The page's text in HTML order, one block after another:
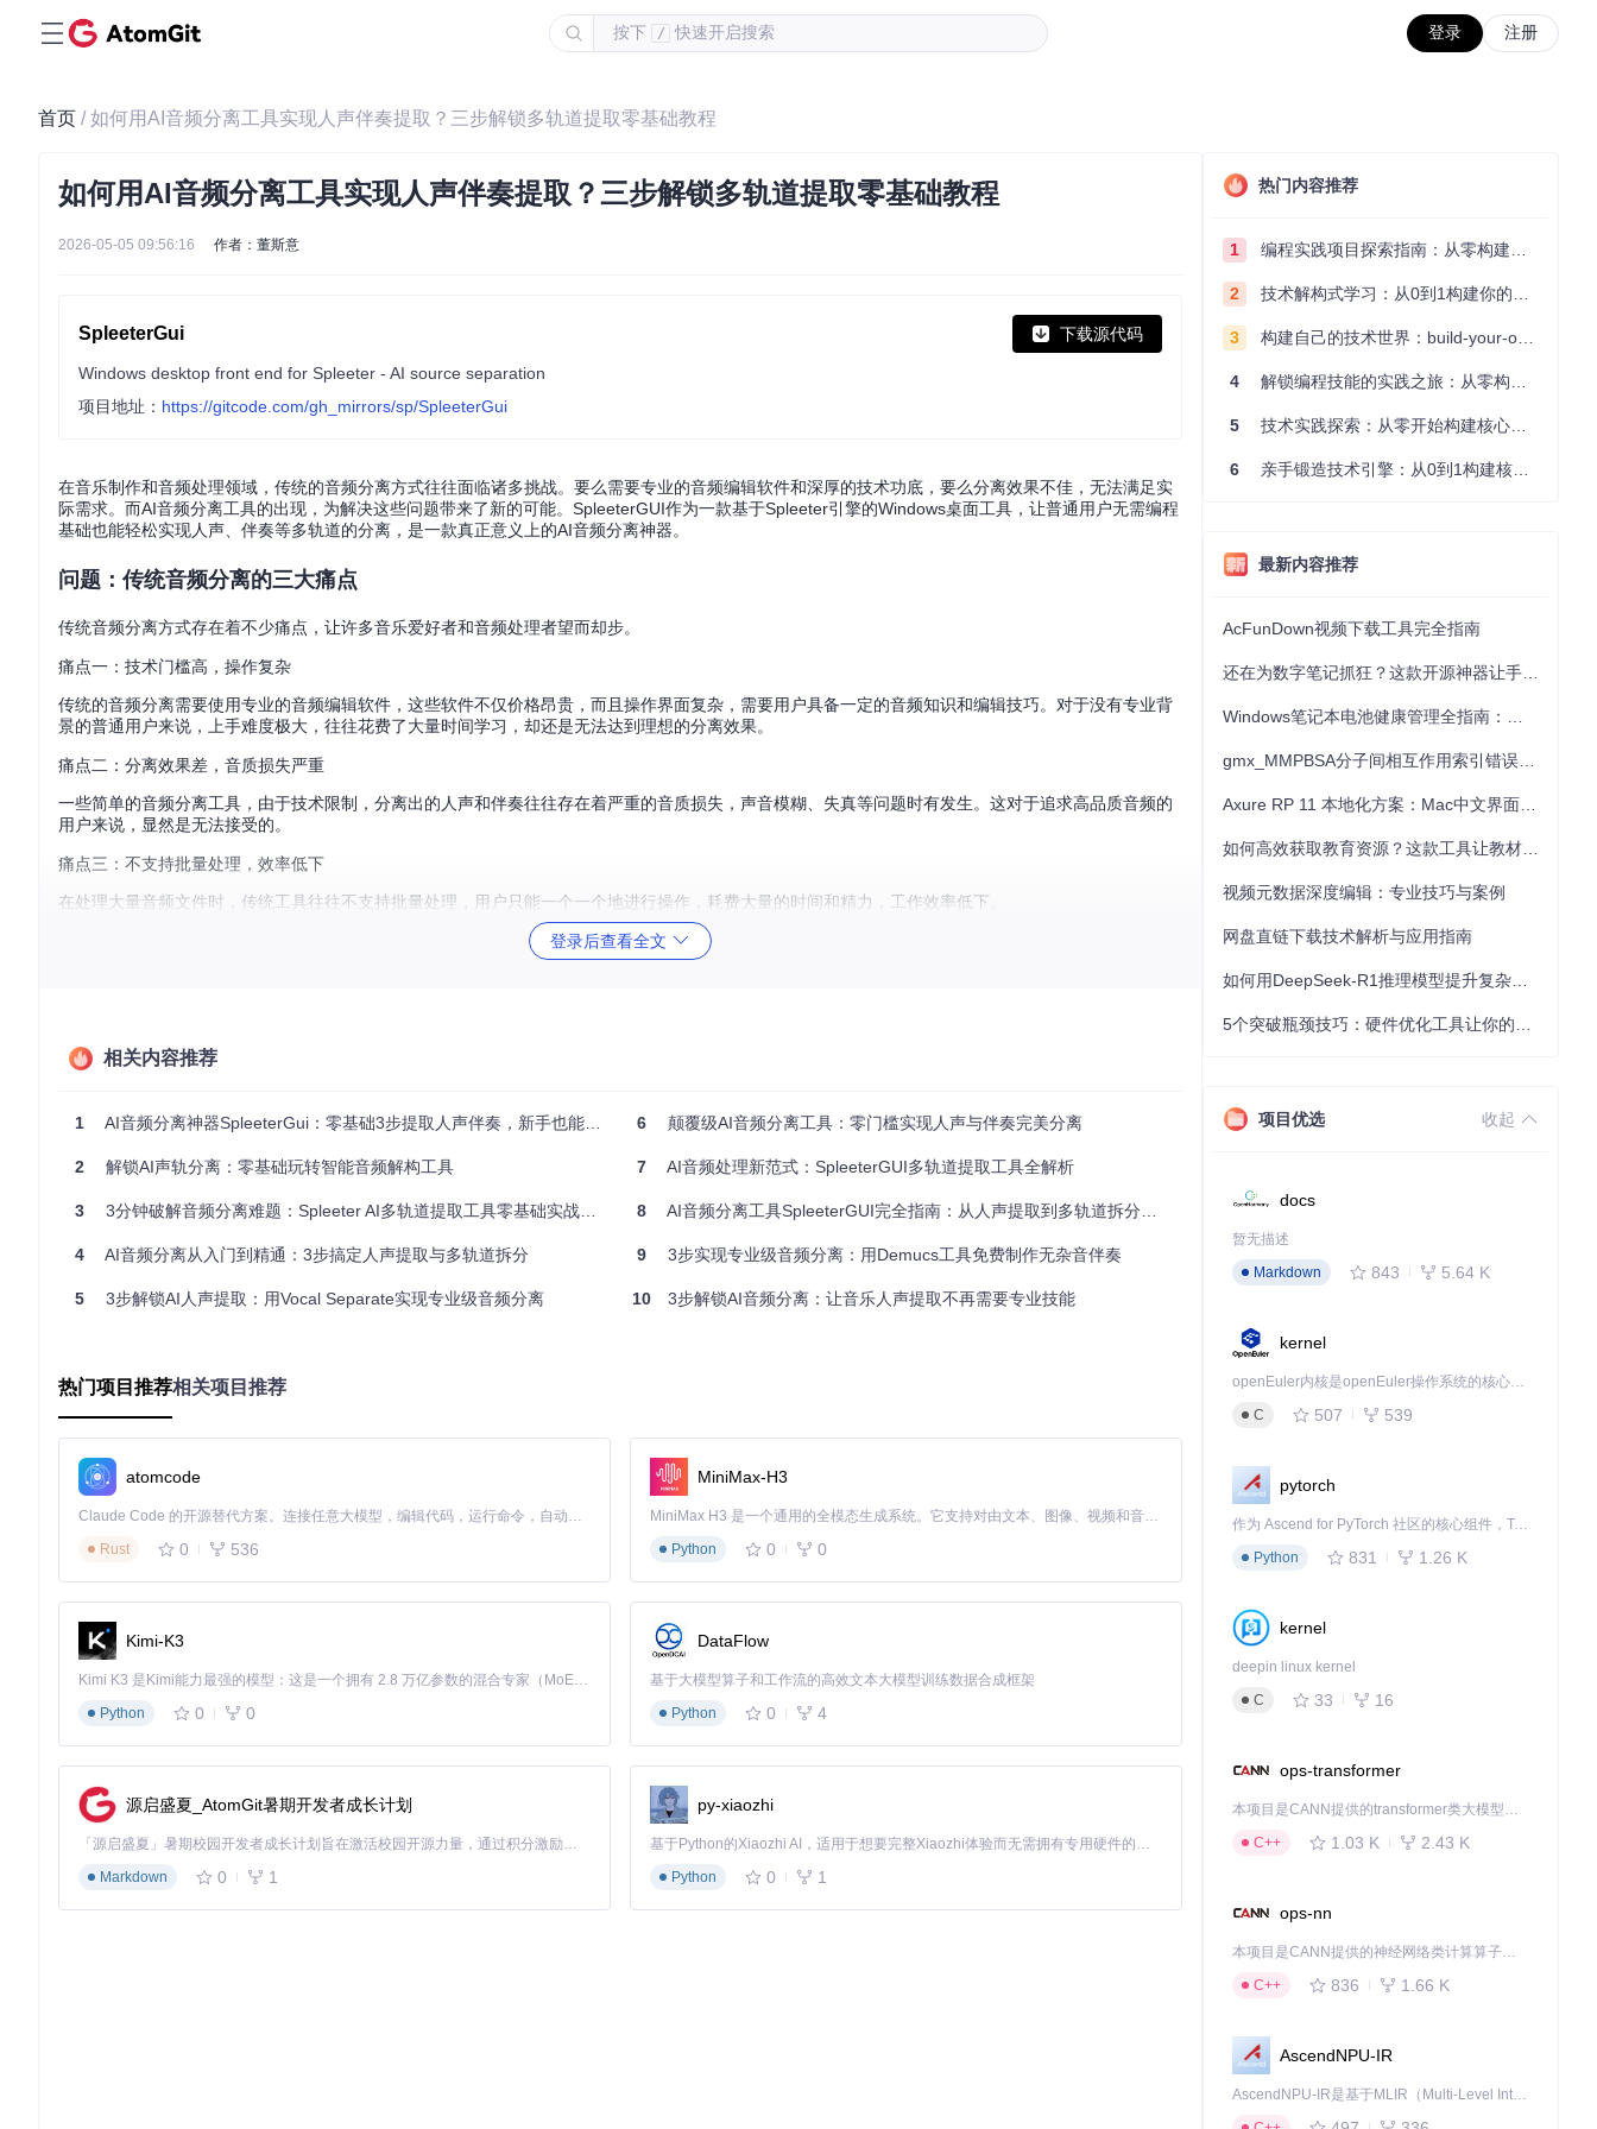
按下 / 快速开启搜索 登录 注册
首页 / 如何用AI音频分离工具实现人声伴奏提取？三步解锁多轨道提取零基础教程
如何用AI音频分离工具实现人声伴奏提取？三步解锁多轨道提取零基础教程
2026-05-05 09:56:16 作者：董斯意
SpleeterGui 下载源代码
Windows desktop front end for Spleeter - AI source separation
项目地址： https://gitcode.com/gh_mirrors/sp/SpleeterGui
在音乐制作和音频处理领域，传统的音频分离方式往往面临诸多挑战。要么需要专业的音频编辑软件和深厚的技术功底，要么分离效果不佳，无法满足实
际需求。而AI音频分离工具的出现，为解决这些问题带来了新的可能。SpleeterGUI作为一款基于Spleeter引擎的Windows桌面工具，让普通用户无需编程
基础也能轻松实现人声、伴奏等多轨道的分离，是一款真正意义上的AI音频分离神器。
问题：传统音频分离的三大痛点
传统音频分离方式存在着不少痛点，让许多音乐爱好者和音频处理者望而却步。
痛点一：技术门槛高，操作复杂
传统的音频分离需要使用专业的音频编辑软件，这些软件不仅价格昂贵，而且操作界面复杂，需要用户具备一定的音频知识和编辑技巧。对于没有专业背
景的普通用户来说，上手难度极大，往往花费了大量时间学习，却还是无法达到理想的分离效果。
痛点二：分离效果差，音质损失严重
一些简单的音频分离工具，由于技术限制，分离出的人声和伴奏往往存在着严重的音质损失，声音模糊、失真等问题时有发生。这对于追求高品质音频的
用户来说，显然是无法接受的。
痛点三：不支持批量处理，效率低下
在处理大量音频文件时，传统工具往往不支持批量处理，用户只能一个一个地进行操作，耗费大量的时间和精力，工作效率低下。
事
具体内容
取
件
有两种方式可以获取SpleeterGUI。方法一：直接下载安装包，访问项目发布页面获取最新版本；方法二：从源码构建，适合开发者，克隆仓库
并编译，仓库地址为https://gitcode.com/gh_mirrors/sp/SpleeterGui，使用Visual Studio打开SpleeterGui.sln解决方案，编译生成可执行文件。
查
无需安装Python环境，软件内置便携版Python 3.10.10和Spleeter 2.4引擎，下载后即可使用。
执行阶段：轻松实现音频分离
准备工作完成后，就可以开始进行音频分离操作了。
首先，启动SpleeterGUI软件，在主界面顶部选择分离模式。软件提供了三种预设配置文件，分别是2stems（人声+伴奏分离，最常用）、4stems（人声
+鼓点+贝斯+其他乐器）和5stems（人声+鼓点+贝斯+钢琴+其他乐器），这些配置文件位于项目目录的configs/文件夹下，用户可以根据自己的需求选择
合适的分离模式。
然后，添加需要分离的音频文件。可以点击“添加文件”按钮，也可以直接将音频文件拖拽到列表区。添加完成后，选择输出目录，确定分离后的音频文件
最后，点击“处理”按钮，软件会开始进行音频分离，用户可以通过进度条查看分离进度，等待进度条完成即可。
图：SpleeterGUI操作界面，展示了文件添加、分离模式选择和进度显示区域， alt="音频分离步骤"
优化阶段：提升分离效果与使用体验
为了获得更好的分离效果和使用体验，SpleeterGUI还提供了一些进阶技巧。
对于进阶用户，可以通过“专家模式”调整分离精度和输出格式。如果需要使用自定义Python环境，在设置中指定本地Python路径即可，兼顾灵活性与易用
性。
价值：多角色视角下的实用价值
音乐爱好者：制作专属翻唱作品
登录后查看全文
相关内容推荐
1 AI音频分离神器SpleeterGui：零基础3步提取人声伴奏，新手也能秒上手
2 解锁AI声轨分离：零基础玩转智能音频解构工具
3 3分钟破解音频分离难题：Spleeter AI多轨道提取工具零基础实战指南
4 AI音频分离从入门到精通：3步搞定人声提取与多轨道拆分
5 3步解锁AI人声提取：用Vocal Separate实现专业级音频分离
6 颠覆级AI音频分离工具：零门槛实现人声与伴奏完美分离
7 AI音频处理新范式：SpleeterGUI多轨道提取工具全解析
8 AI音频分离工具SpleeterGUI完全指南：从人声提取到多轨道拆分的零基础操作方案
9 3步实现专业级音频分离：用Demucs工具免费制作无杂音伴奏
10 3步解锁AI音频分离：让音乐人声提取不再需要专业技能
热门项目推荐相关项目推荐
atomcode
Claude Code 的开源替代方案。连接任意大模型，编辑代码，运行命令，自动验证 — 全自动执行。用 Rust 构建，极致性能。 ｜ An open-source alternative to Claude Code. Connect any LLM, edit code, run commands, and verify changes — autonomously. Built in Rust for speed. Get Started
Rust
0 536
MiniMax-H3
MiniMax H3 是一个通用的全模态生成系统。它支持对由文本、图像、视频和音频组成的多模态上下文进行统一理解，并能生成分辨率高达 2K、时长可达 15 秒的带原生立体声音频的视频。得益于面向任务泛化的系统设计，H3 在预训练阶段就已具备广泛的多模态上下文理解与生成能力，能够出色地执行复杂的多模态指令。
Python
0 0
Kimi-K3
Kimi K3 是Kimi能力最强的模型：这是一个拥有 2.8 万亿参数的混合专家（MoE）模型，具备原生视觉理解能力，并支持 100 万 token 的上下文窗口。
Python
0 0
DataFlow
基于大模型算子和工作流的高效文本大模型训练数据合成框架
Python
0 4
源启盛夏_AtomGit暑期开发者成长计划
「源启盛夏」暑期校园开发者成长计划旨在激活校园开源力量，通过积分激励、认证扶持、资源倾斜等形式，引导高校组织和开发者完成「入驻 — 建项目 — 做贡献 — 获认证 — 得资源」的完整闭环。无论你是想带领社团入驻平台的组织者，还是希望用代码贡献证明自己的开发者，都能在这里找到属于你的成长路径。
Markdown
0 1
py-xiaozhi
基于Python的Xiaozhi AI，适用于想要完整Xiaozhi体验而无需拥有专用硬件的用户。
Python
0 1
热门内容推荐
1 编程实践项目探索指南：从零构建技术能力体系
2 技术解构式学习：从0到1构建你的编程知识体系
3 构建自己的技术世界：build-your-own-x项目的实践探索指南
4 解锁编程技能的实践之旅：从零构建你的技术世界
5 技术实践探索：从零开始构建核心系统的实践指南
6 亲手锻造技术引擎：从0到1构建核心系统的实践指南
最新内容推荐
AcFunDown视频下载工具完全指南
视频元数据深度编辑：专业技巧与案例
网盘直链下载技术解析与应用指南
项目优选 收起
docs
暂无描述
Markdown
843 5.64 K
kernel
openEuler内核是openEuler操作系统的核心，既是系统性能与稳定性的基石，也是连接处理器、设备与服务的桥梁。
C
507 539
pytorch
作为 Ascend for PyTorch 社区的核心组件，TorchNPU 是昇腾专为 PyTorch 打造的深度学习适配插件，使 PyTorch 框架能够直接调用昇腾 NPU，为开发者提供昇腾 AI 处理器的超强算力。
Python
831 1.26 K
kernel
deepin linux kernel
C
33 16
ops-transformer
本项目是CANN提供的transformer类大模型算子库，实现网络在NPU上加速计算。
C++
1.03 K 2.43 K
ops-nn
本项目是CANN提供的神经网络类计算算子库，实现网络在NPU上加速计算。
C++
836 1.66 K
AscendNPU-IR
AscendNPU-IR是基于MLIR（Multi-Level Intermediate Representation）构建的，面向昇腾亲和算子编译时使用的中间表示，提供昇腾完备表达能力，通过编译优化提升昇腾AI处理器计算效率，支持通过生态框架使能昇腾AI处理器与深度调优